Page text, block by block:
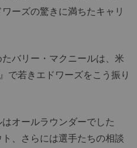
ーズの驚きに満ちたキャリ
バリー・マクニールは、米
で若きエドワーズをこう振り
オールラウンダーでした
、さらには選手たちの相談